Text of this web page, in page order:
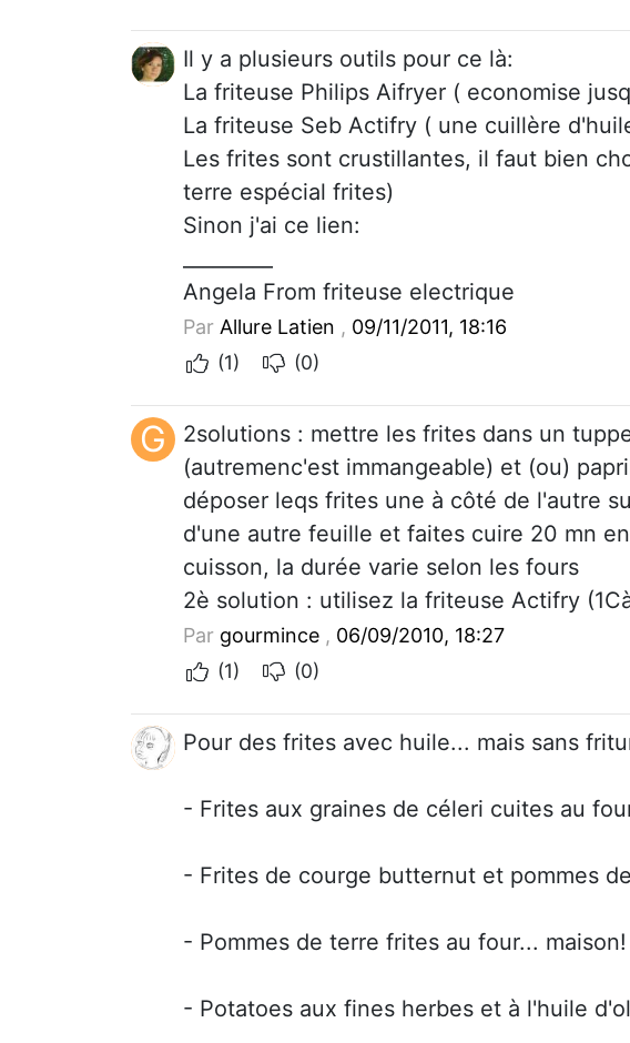
Il y a plusieurs outils pour ce là:
La friteuse Philips Aifryer ( economise
La friteuse Seb Actifry ( une cuillère
Les frites sont crustillantes, il faut bien
terre espécial frites)
Sinon j'ai ce lien:
Angela From friteuse electrique
Par Allure Latien , 09/11/2011, 18:16
(1)
(0)
G
2solutions : mettre les frites dans un
(autremenc'est immangeable) et (ou)
déposer leqs frites une à côté de l'autre
d'une autre feuille et faites cuire 20 mn
cuisson, la durée varie selon les fours
2è solution : utilisez la friteuse Actifry
Par gourmince , 06/09/2010, 18:27
(1)
(0)
Pour des frites avec huile... mais sans
- Frites aux graines de céleri cuites au
- Frites de courge butternut et pommes
- Pommes de terre frites au four... maison!
- Potatoes aux fines herbes et à l'huile